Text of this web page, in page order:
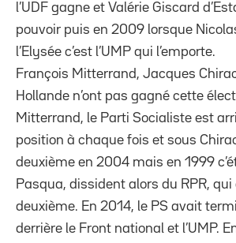
l’UDF gagne et Valérie Giscard
pouvoir puis en 2009 lorsque
l’Elysée c’est l’UMP qui l’emporte.
François Mitterrand, Jacques
Hollande n’ont pas gagné cette
Mitterrand, le Parti Socialiste est
position à chaque fois et sous
deuxième en 2004 mais en 1999
Pasqua, dissident alors du RPR,
deuxième. En 2014, le PS avait
derrière le Front national et l’UMP.